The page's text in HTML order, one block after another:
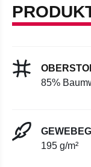
85%
195 g/m²